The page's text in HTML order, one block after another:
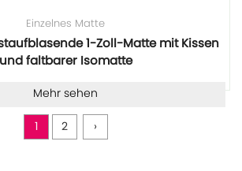
Einzelnes Matte
1-Zoll-Matte mit Kissen
und faltbarer Isomatte
Mehr sehen
1
2 ›